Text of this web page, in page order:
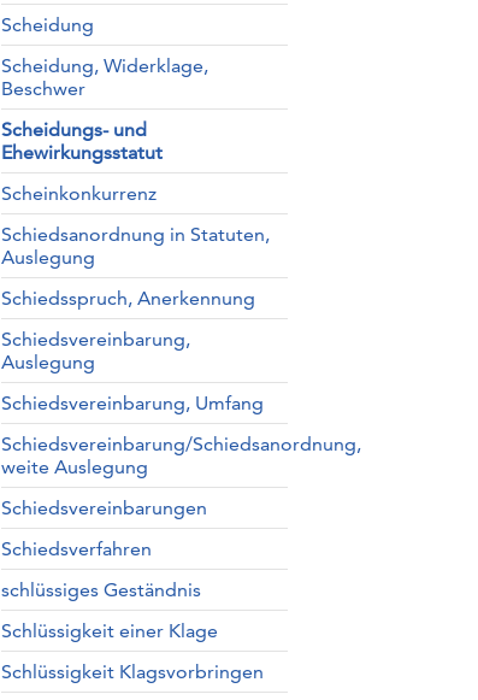
Scheidung
Scheidung, Widerklage,
Beschwer
Scheidungs- und
Ehewirkungsstatut
Scheinkonkurrenz
Schiedsanordnung in Statuten,
Auslegung
Schiedsspruch, Anerkennung
Schiedsvereinbarung,
Auslegung
Schiedsvereinbarung, Umfang
Schiedsvereinbarung/Schiedsanordnung,
weite Auslegung
Schiedsvereinbarungen
Schiedsverfahren
schlüssiges Geständnis
Schlüssigkeit einer Klage
Schlüssigkeit Klagsvorbringen